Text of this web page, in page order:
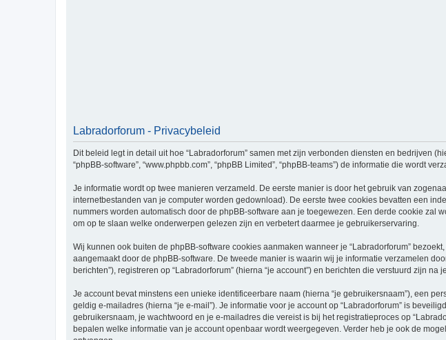
Labradorforum - Privacybeleid
Dit beleid legt in detail uit hoe “Labradorforum” samen met zijn verbonden diensten en bedrijven
“phpBB-software”, “www.phpbb.com”, “phpBB Limited”, “phpBB-teams”) de informatie die wordt
Je informatie wordt op twee manieren verzameld. De eerste manier is door het gebruik van
internetbestanden van je computer worden gedownload). De eerste twee cookies bevatten een
nummers worden automatisch door de phpBB-software aan je toegewezen. Een derde cookie zal
om op te slaan welke onderwerpen gelezen zijn en verbetert daarmee je gebruikerservaring.
Wij kunnen ook buiten de phpBB-software cookies aanmaken wanneer je “Labradorforum”
aangemaakt door de phpBB-software. De tweede manier is waarin wij je informatie verzamelen
berichten”), registreren op “Labradorforum” (hierna “je account”) en berichten die verstuurd zijn
Je account bevat minstens een unieke identificeerbare naam (hierna “je gebruikersnaam”), een
geldig e-mailadres (hierna “je e-mail”). Je informatie voor je account op “Labradorforum” is
gebruikersnaam, je wachtwoord en je e-mailadres die vereist is bij het registratieproces op
bepalen welke informatie van je account openbaar wordt weergegeven. Verder heb je ook de